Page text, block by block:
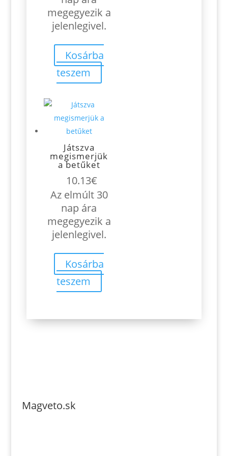
megegyezik a
jelenlegivel.
Kosárba
teszem
Játszva
megismerjük
a betűket
10.13€
Az elmúlt 30
nap ára
megegyezik a
jelenlegivel.
Kosárba
teszem
Magveto.sk